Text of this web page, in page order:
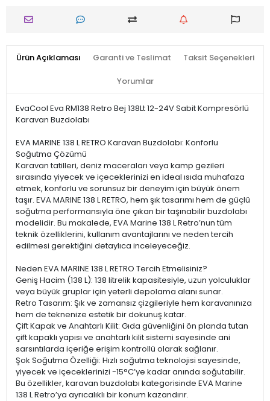
Ürün Açıklaması Garanti ve Teslimat Taksit Seçenekleri
Yorumlar
EvaCool Eva RM138 Retro Bej 138Lt 12-24V Sabit Kompresörlü
Karavan Buzdolabı
EVA MARINE 138 L RETRO Karavan Buzdolabı: Konforlu
Soğutma Çözümü
Karavan tatilleri, deniz maceraları veya kamp gezileri
sırasında yiyecek ve içeceklerinizi en ideal ısıda muhafaza
etmek, konforlu ve sorunsuz bir deneyim için büyük önem
taşır. EVA MARINE 138 L RETRO, hem şık tasarımı hem de güçlü
soğutma performansıyla öne çıkan bir taşınabilir buzdolabı
modelidir. Bu makalede, EVA Marine 138 L Retro’nun tüm
teknik özelliklerini, kullanım avantajlarını ve neden tercih
edilmesi gerektiğini detaylıca inceleyeceğiz.
Neden EVA MARINE 138 L RETRO Tercih Etmelisiniz?
Geniş Hacim (138 L): 138 litrelik kapasitesiyle, uzun yolculuklar
veya büyük gruplar için yeterli depolama alanı sunar.
Retro Tasarım: Şık ve zamansız çizgileriyle hem karavanınıza
hem de teknenize estetik bir dokunuş katar.
Çift Kapak ve Anahtarlı Kilit: Gıda güvenliğini ön planda tutan
çift kapaklı yapısı ve anahtarlı kilit sistemi sayesinde ani
sarsıntılarda içeriğe erişim kontrollü olarak sağlanır.
Şok Soğutma Özelliği: Hızlı soğutma teknolojisi sayesinde,
yiyecek ve içeceklerinizi -15°C’ye kadar anında soğutabilir.
Bu özellikler, karavan buzdolabı kategorisinde EVA Marine
138 L Retro’ya ayrıcalıklı bir konum kazandırır.